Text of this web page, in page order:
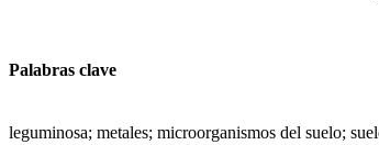
Palabras clave
leguminosa; metales; microorganismos del suelo;